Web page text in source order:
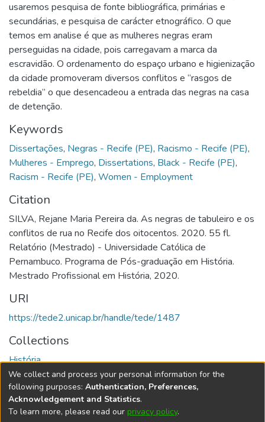
usaremos pesquisa de fonte bibliográfica, primárias e
secundárias, e pesquisa de carácter etnográfico. O que
temos em analise é que as mulheres negras eram
perseguidas na cidade, pois carregavam a marca da
escravidão. O ordenamento do espaço urbano e higienização
da cidade promoveram diversos conflitos e “rasgos de
rebeldia” o que desencadeou a entrada das negras na casa
de detenção.
Keywords
Dissertações, Negras - Recife (PE), Racismo - Recife (PE),
Mulheres - Emprego, Dissertations, Black - Recife (PE),
Racism - Recife (PE), Women - Employment
Citation
SILVA, Rejane Maria Pereira da. As negras de tabuleiro e os
conflitos de rua no Recife dos oitocentos. 2020. 55 fl.
Relatório (Mestrado) - Universidade Católica de
Pernambuco. Programa de Pós-graduação em História.
Mestrado Profissional em História, 2020.
URI
https://tede2.unicap.br/handle/tede/1487
Collections
História
Full item page
DSpace softwarecopyright © 2002-2026
We collect and process your personal information for the
following purposes: Authentication, Preferences,
Acknowledgement and Statistics.
To learn more, please read our privacy policy.